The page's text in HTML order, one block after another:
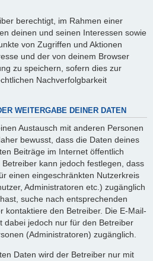
berechtigt, im Rahmen einer
deinen und seinen Interessen sowie
von Zugriffen und Aktionen
und der von deinem Browser
zu speichern, sofern dies zur
Nachverfolgbarkeit
WEITERGABE DEINER DATEN
Austausch mit anderen Personen
bewusst, dass die Daten deines
Beiträge im Internet öffentlich
kann jedoch festlegen, dass
einen eingeschränkten Nutzerkreis
Administratoren etc.) zugänglich
suche nach entsprechenden
kontaktiere den Betreiber. Die E-Mail-
dabei jedoch nur für den Betreiber
(Administratoren) zugänglich.
Daten wird der Betreiber nur mit